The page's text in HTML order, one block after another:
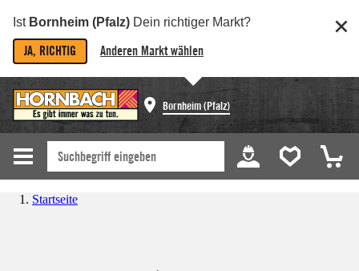
Ist Bornheim (Pfalz) Dein richtiger Markt?
JA, RICHTIG Anderen Markt wählen
Bornheim (Pfalz)
Startseite